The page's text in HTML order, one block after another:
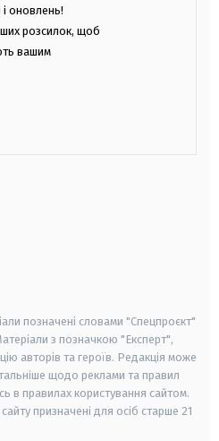
і оновлень!
розсилок, щоб
вашим
позначені словами "Спецпроєкт"
з позначкою "Експерт",
авторів та героїв. Редакція може
щодо реклами та правил
в правилах користування сайтом.
призначені для осіб старше 21